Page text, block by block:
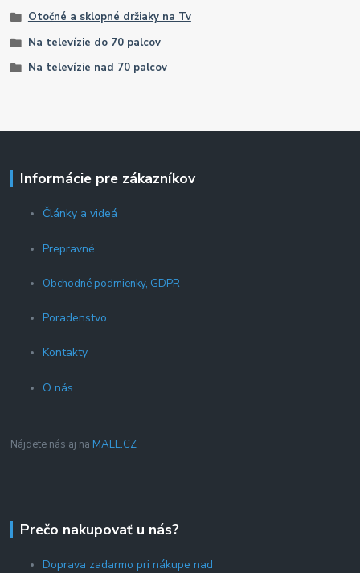
Otočné a sklopné držiaky na Tv
Na televízie do 70 palcov
Na televízie nad 70 palcov
Informácie pre zákazníkov
Články a videá
Prepravné
Obchodné podmienky, GDPR
Poradenstvo
Kontakty
O nás
Nájdete nás aj na MALL.CZ
Prečo nakupovať u nás?
Doprava zadarmo pri nákupe nad